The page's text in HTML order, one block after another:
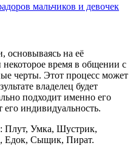
мальчиков и девочек
основываясь на её
некоторое время в общении с
черты. Этот процесс может
владелец будет
подходит именно его
его индивидуальность.
Плут, Умка, Шустрик,
Едок, Сыщик, Пират.